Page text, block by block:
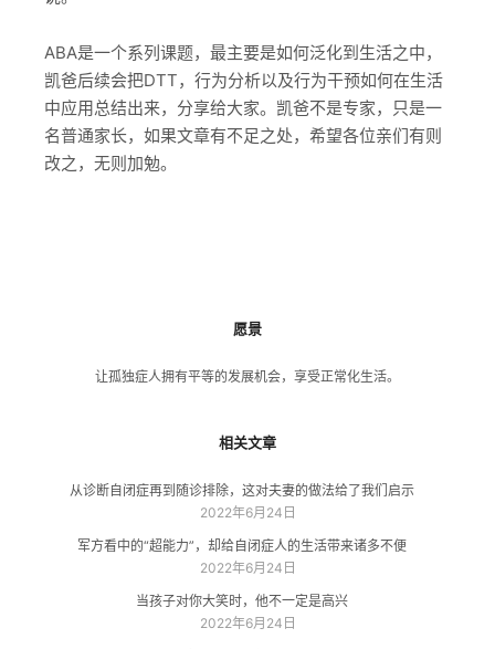
ABA是一个系列课题，最主要是如何泛化到生活之中，
凯爸后续会把DTT，行为分析以及行为干预如何在生活
中应用总结出来，分享给大家。凯爸不是专家，只是一
名普通家长，如果文章有不足之处，希望各位亲们有则
改之，无则加勉。
愿景
让孤独症人拥有平等的发展机会，享受正常化生活。
相关文章
从诊断自闭症再到随诊排除，这对夫妻的做法给了我们启示
2022年6月24日
军方看中的“超能力”，却给自闭症人的生活带来诸多不便
2022年6月24日
当孩子对你大笑时，他不一定是高兴
2022年6月24日